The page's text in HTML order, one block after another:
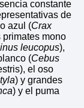
constante
de
azul (Crax
primates mono
leucopus),
(Cebus
el oso
) y grandes
) y el puma